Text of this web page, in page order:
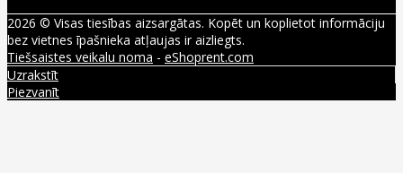
2026 © Visas tiesības aizsargātas. Kopēt un koplietot informāciju
bez vietnes īpašnieka atļaujas ir aizliegts.
Tiešsaistes veikalu noma - eShoprent.com
Uzrakstīt
Piezvanīt